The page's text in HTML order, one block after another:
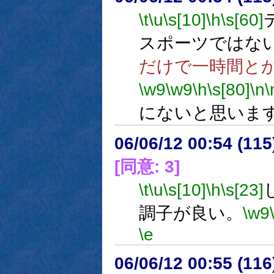
\t\u\s[10]\h\s[60]
スポーツではな
だけで一時間と
\w9\w9\h\s[80]\n
にないと思いま
06/06/12 00:54
[同意: 3]
\t\u\s[10]\h\s[23]
調子が良い。 \w9
\e
06/06/12 00:55